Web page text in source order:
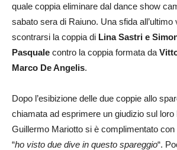
quale coppia eliminare dal dance show
sabato sera di Raiuno. Una sfida
scontrarsi la coppia di Lina Sastri e
Pasquale contro la coppia formata da
Marco De Angelis.
Dopo l’esibizione delle due coppie allo
chiamata ad esprimere un giudizio sul loro
Guillermo Mariotto si è complimentato
“ho visto due dive in questo spareggio“.